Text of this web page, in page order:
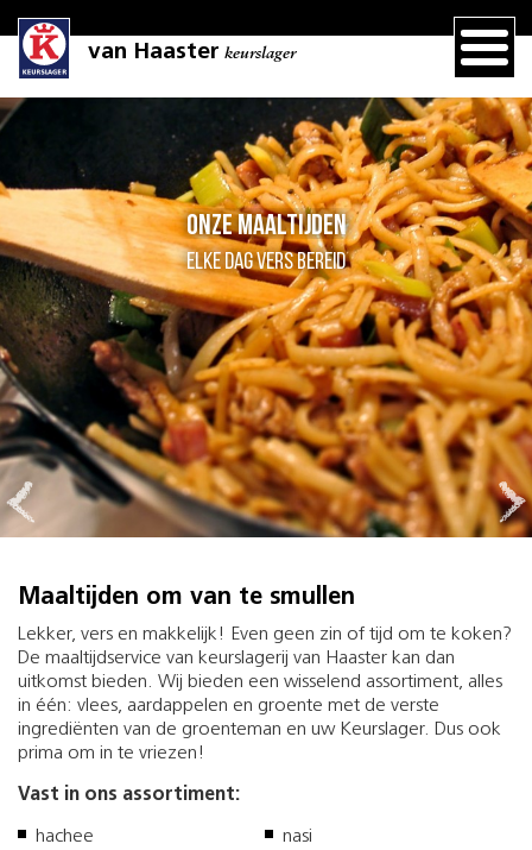
van Haaster keurslager
Onze maaltijden
Elke dag vers bereid
Maaltijden om van te smullen
Lekker, vers en makkelijk! Even geen zin of tijd om te koken?
De maaltijdservice van keurslagerij van Haaster kan dan
uitkomst bieden. Wij bieden een wisselend assortiment, alles
in één: vlees, aardappelen en groente met de verste
ingrediënten van de groenteman en uw Keurslager. Dus ook
prima om in te vriezen!
Vast in ons assortiment:
hachee
nasi